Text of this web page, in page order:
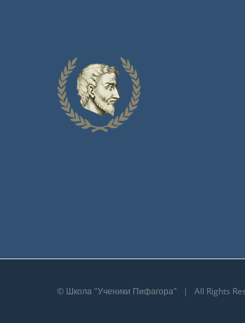
© Школа "Ученики Пифагора" | All Rights